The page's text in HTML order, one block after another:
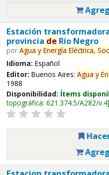
Estación
provincia deRío Negro
por Agua y Energía Eléctrica,
Idioma: Español
Editor: Buenos Aires: Agua y
1988
Disponibilidad: Ítems
topográfica: 621.374.5/A282/v.4